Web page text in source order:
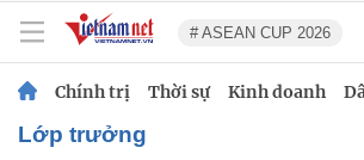
# ASEAN CUP 2026
Chính trị Thời sự Kinh doanh
lớp trưởng